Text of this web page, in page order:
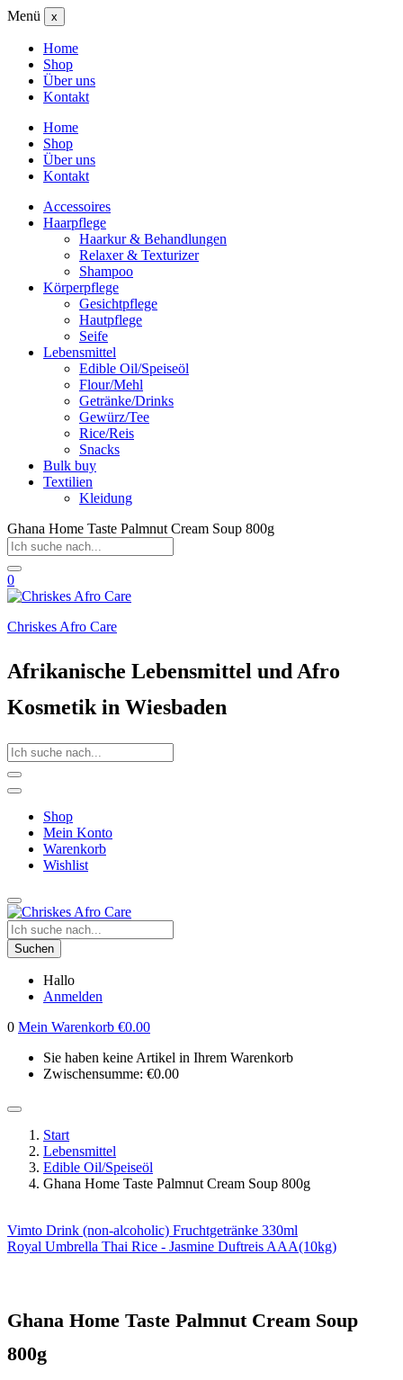
Menü x
Home
Shop
Über uns
Kontakt
Home
Shop
Über uns
Kontakt
Accessoires
Haarpflege
Haarkur & Behandlungen
Relaxer & Texturizer
Shampoo
Körperpflege
Gesichtpflege
Hautpflege
Seife
Lebensmittel
Edible Oil/Speiseöl
Flour/Mehl
Getränke/Drinks
Gewürz/Tee
Rice/Reis
Snacks
Bulk buy
Textilien
Kleidung
Ghana Home Taste Palmnut Cream Soup 800g
0
Chriskes Afro Care
Afrikanische Lebensmittel und Afro
Kosmetik in Wiesbaden
Shop
Mein Konto
Warenkorb
Wishlist
Suchen
Hallo
Anmelden
0 Mein Warenkorb €0.00
Sie haben keine Artikel in Ihrem Warenkorb
Zwischensumme: €0.00
Start
Lebensmittel
Edible Oil/Speiseöl
Ghana Home Taste Palmnut Cream Soup 800g
Vimto Drink (non-alcoholic) Fruchtgetränke 330ml
Royal Umbrella Thai Rice - Jasmine Duftreis AAA(10kg)
Ghana Home Taste Palmnut Cream Soup
800g